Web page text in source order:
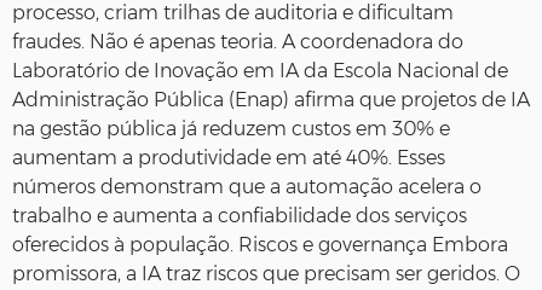
processo, criam trilhas de auditoria e dificultam
fraudes. Não é apenas teoria. A coordenadora do
Laboratório de Inovação em IA da Escola Nacional de
Administração Pública (Enap) afirma que projetos de IA
na gestão pública já reduzem custos em 30% e
aumentam a produtividade em até 40%. Esses
números demonstram que a automação acelera o
trabalho e aumenta a confiabilidade dos serviços
oferecidos à população. Riscos e governança Embora
promissora, a IA traz riscos que precisam ser geridos. O